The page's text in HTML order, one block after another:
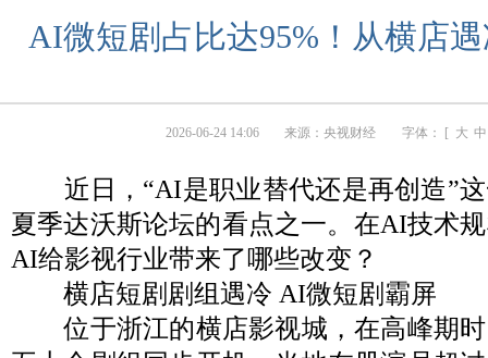
AI微短剧占比达95%！从横店
2026-06-24 14:06 来源： 央视财经 字体： [ 大 中
近日，“AI是职业替代还是再创造”
夏季达沃斯论坛的看点之一。在AI技术
AI给影视行业带来了哪些改变？
横店短剧剧组遇冷 AI微短剧霸屏
位于浙江的横店影视城，在高峰期时